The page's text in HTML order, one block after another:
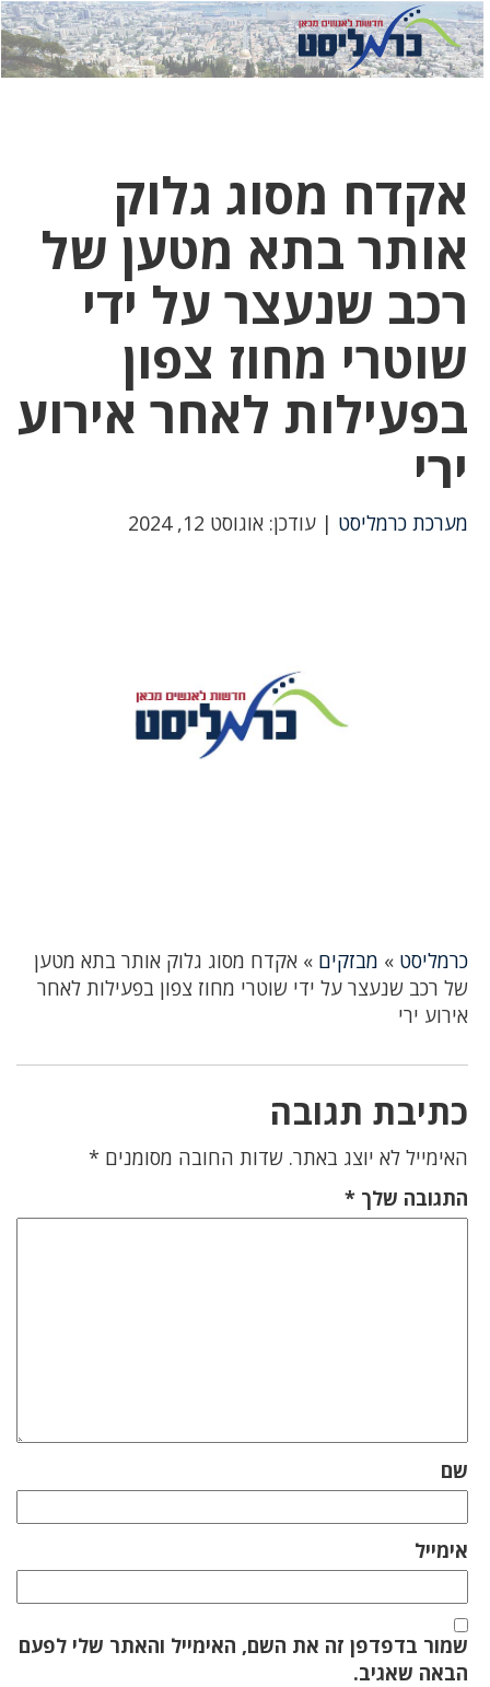
לחץ
כאן
לחץ
כדי
אקדח מסוג גלוק
אותר בתא מטען של
רכב שנעצר על ידי
שוטרי מחוז צפון
בפעילות לאחר אירוע
ירי
מערכת כרמליסט | עודכן: אוגוסט 12, 2024
כרמליסט » מבזקים » אקדח מסוג גלוק אותר בתא מטען
של רכב שנעצר על ידי שוטרי מחוז צפון בפעילות לאחר
אירוע ירי
כתיבת תגובה
האימייל לא יוצג באתר. שדות החובה מסומנים *
התגובה שלך *
שם
אימייל
שמור בדפדפן זה את השם, האימייל והאתר שלי לפעם
הבאה שאגיב.